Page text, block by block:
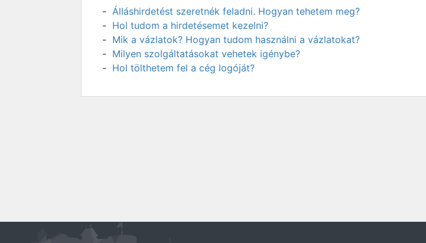
Álláshirdetést szeretnék feladni. Hogyan tehetem meg?
Hol tudom a hirdetésemet kezelni?
Mik a vázlatok? Hogyan tudom használni a vázlatokat?
Milyen szolgáltatásokat vehetek igénybe?
Hol tölthetem fel a cég logóját?